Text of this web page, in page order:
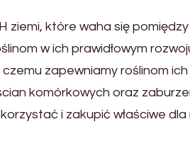
ziemi, które waha się
w ich prawidłowym
zapewniamy roślinom
komórkowych oraz
i zakupić właściwe